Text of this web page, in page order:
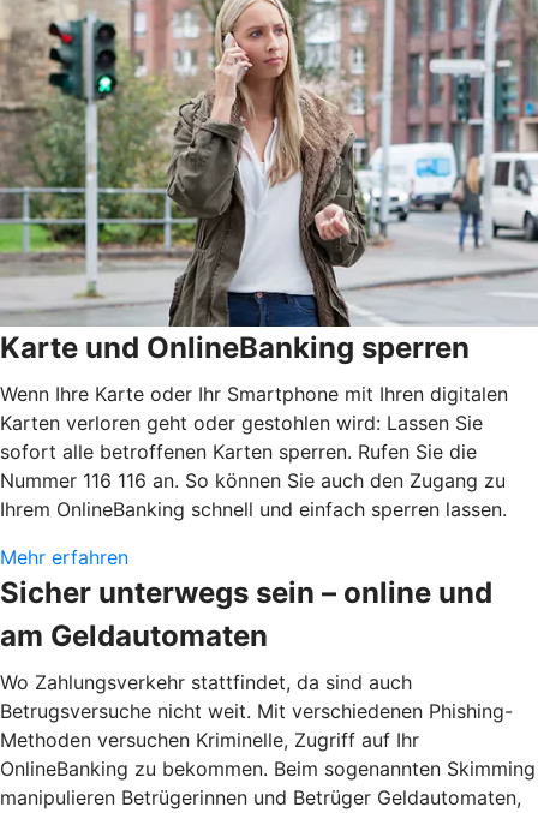
Karte und OnlineBanking sperren
Wenn Ihre Karte oder Ihr Smartphone mit Ihren digitalen
Karten verloren geht oder gestohlen wird: Lassen Sie
sofort alle betroffenen Karten sperren. Rufen Sie die
Nummer 116 116 an. So können Sie auch den Zugang zu
Ihrem OnlineBanking schnell und einfach sperren lassen.
Mehr erfahren
Sicher unterwegs sein – online und
am Geldautomaten
Wo Zahlungsverkehr stattfindet, da sind auch
Betrugsversuche nicht weit. Mit verschiedenen Phishing-
Methoden versuchen Kriminelle, Zugriff auf Ihr
OnlineBanking zu bekommen. Beim sogenannten Skimming
manipulieren Betrügerinnen und Betrüger Geldautomaten,